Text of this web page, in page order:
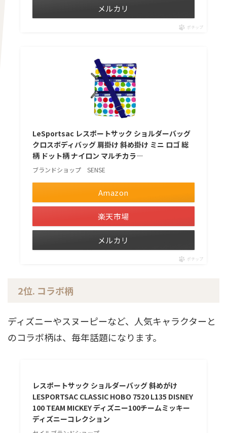
メルカリ
ポチップ
LeSportsac レスポートサック ショルダーバッグ
クロスボディバッグ 肩掛け 斜め掛け ミニ ロゴ 総
柄 ドット柄 ナイロン マルチカラ―
ブランドショップ SENSE
Amazon
楽天市場
メルカリ
ポチップ
2位. コラボ柄
ディズニーやスヌーピーなど、人気キャラクターと
のコラボ柄は、毎年話題になります。
レスポートサック ショルダーバッグ 斜めがけ
LESPORTSAC CLASSIC HOBO 7520 L135 DISNEY
100 TEAM MICKEY ディズニー100チームミッキー
ディズニーコレクション